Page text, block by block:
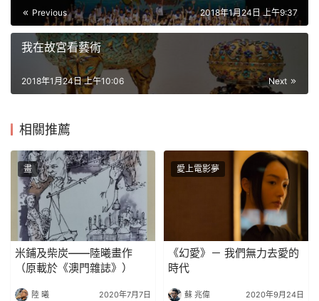
Previous 2018年1月24日 上午9:37
我在故宮看藝術
Next
2018年1月24日 上午10:06
相關推薦
畫
米鋪及柴炭——陸曦畫作
（原載於《澳門雜誌》）
陸 曦 2020年7月7日
愛上電影夢
《幻愛》－ 我們無力去愛的
時代
蘇 兆偉 2020年9月24日